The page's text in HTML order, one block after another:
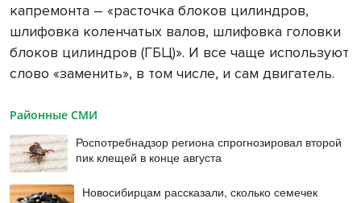
капремонта – «расточка блоков цилиндров,
шлифовка коленчатых валов, шлифовка головки
блоков цилиндров (ГБЦ)». И все чаще используют
слово «заменить», в том числе, и сам двигатель.
Районные СМИ
Роспотребнадзор региона спрогнозировал второй
пик клещей в конце августа
Новосибирцам рассказали, сколько семечек